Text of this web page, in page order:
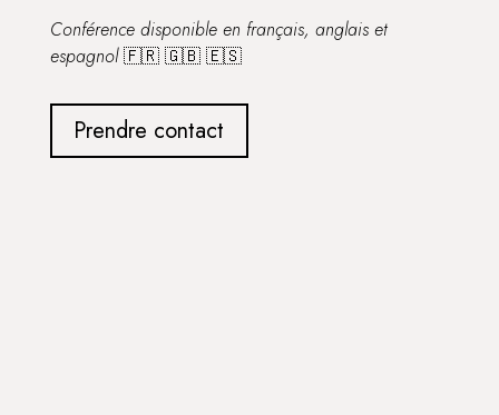
Conférence disponible en français, anglais et
espagnol🇫🇷 🇬🇧 🇪🇸
Prendre contact